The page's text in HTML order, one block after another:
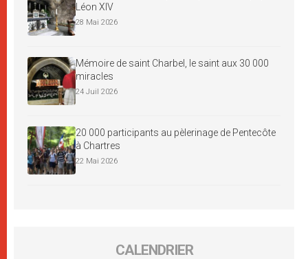
Léon XIV
28 Mai 2026
Mémoire de saint Charbel, le saint aux 30 000
miracles
24 Juil 2026
20 000 participants au pèlerinage de Pentecôte
à Chartres
22 Mai 2026
CALENDRIER